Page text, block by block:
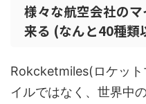
様々な航空会社の
来る (なんと40種類
Rokcketmiles(ロケット
イルではなく、世界中